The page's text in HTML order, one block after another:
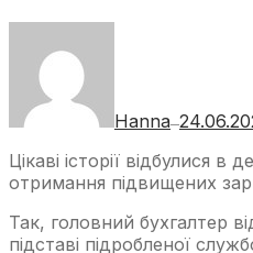
Hanna—
Цікаві історії відбулися
отримання підвищених
Так, головний бухгалтер
підставі підробленої